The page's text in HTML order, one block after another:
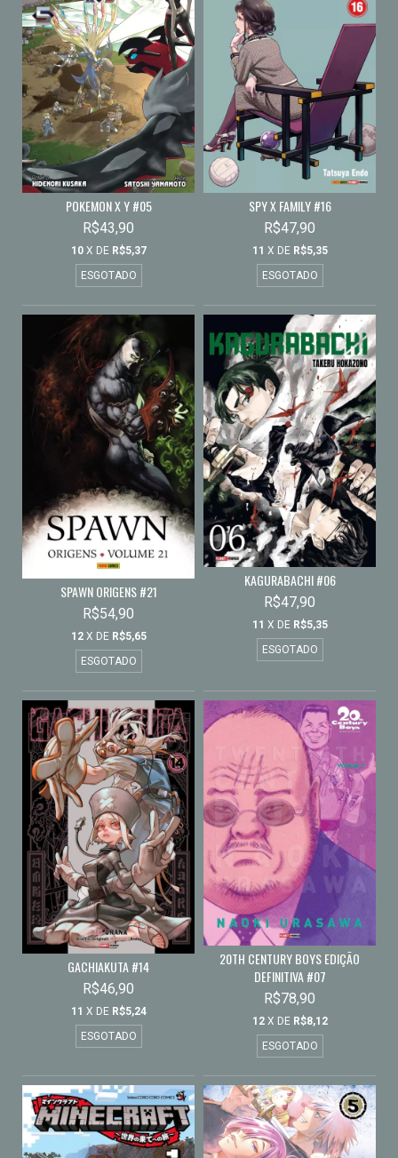
POKEMON X Y #05
R$43,90
10 X DE R$5,37
ESGOTADO
SPY X FAMILY #16
R$47,90
11 X DE R$5,35
ESGOTADO
SPAWN ORIGENS #21
R$54,90
12 X DE R$5,65
ESGOTADO
KAGURABACHI #06
R$47,90
11 X DE R$5,35
ESGOTADO
GACHIAKUTA #14
R$46,90
11 X DE R$5,24
ESGOTADO
20TH CENTURY BOYS EDIÇÃO
DEFINITIVA #07
R$78,90
12 X DE R$8,12
ESGOTADO